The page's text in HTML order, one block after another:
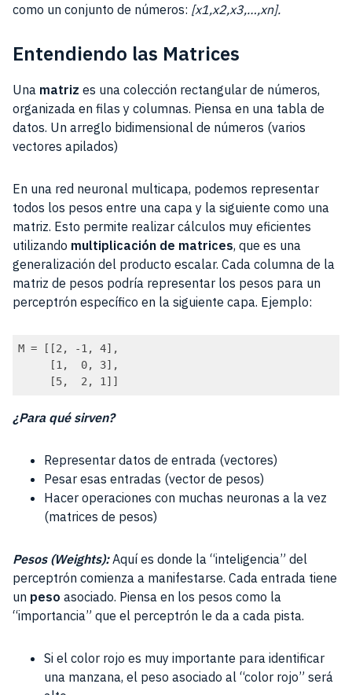
como un conjunto de números: [x1​,x2​,x3​,…,xn​].
Entendiendo las Matrices
Una matriz es una colección rectangular de números,
organizada en filas y columnas. Piensa en una tabla de
datos. Un arreglo bidimensional de números (varios
vectores apilados)
En una red neuronal multicapa, podemos representar
todos los pesos entre una capa y la siguiente como una
matriz. Esto permite realizar cálculos muy eficientes
utilizando multiplicación de matrices, que es una
generalización del producto escalar. Cada columna de la
matriz de pesos podría representar los pesos para un
perceptrón específico en la siguiente capa. Ejemplo:
M = [[2, -1, 4],
     [1,  0, 3],
     [5,  2, 1]]
¿Para qué sirven?
Representar datos de entrada (vectores)
Pesar esas entradas (vector de pesos)
Hacer operaciones con muchas neuronas a la vez
(matrices de pesos)
Pesos (Weights):Aquí es donde la “inteligencia” del
perceptrón comienza a manifestarse. Cada entrada tiene
un peso asociado. Piensa en los pesos como la
“importancia” que el perceptrón le da a cada pista.
Si el color rojo es muy importante para identificar
una manzana, el peso asociado al “color rojo” será